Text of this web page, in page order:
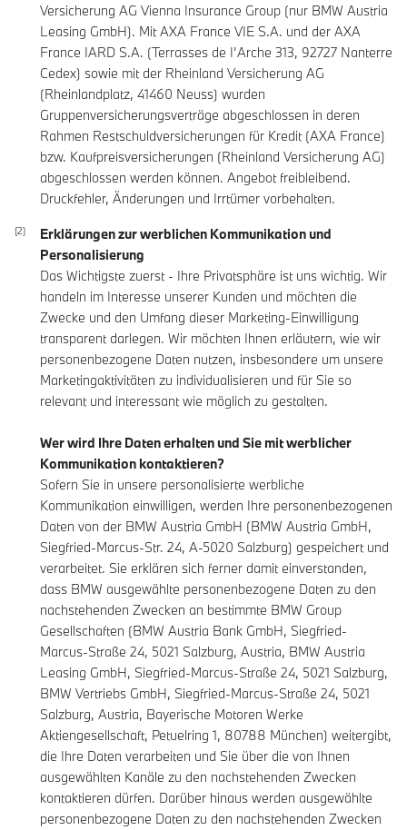
Versicherung AG Vienna Insurance Group (nur BMW Austria
Leasing GmbH). Mit AXA France VIE S.A. und der AXA
France IARD S.A. (Terrasses de I’Arche 313, 92727 Nanterre
Cedex) sowie mit der Rheinland Versicherung AG
(Rheinlandplatz, 41460 Neuss) wurden
Gruppenversicherungsverträge abgeschlossen in deren
Rahmen Restschuldversicherungen für Kredit (AXA France)
bzw. Kaufpreisversicherungen (Rheinland Versicherung AG)
abgeschlossen werden können. Angebot freibleibend.
Druckfehler, Änderungen und Irrtümer vorbehalten.
Erklärungen zur werblichen Kommunikation und
Personalisierung
Das Wichtigste zuerst - Ihre Privatsphäre ist uns wichtig. Wir
handeln im Interesse unserer Kunden und möchten die
Zwecke und den Umfang dieser Marketing-Einwilligung
transparent darlegen. Wir möchten Ihnen erläutern, wie wir
personenbezogene Daten nutzen, insbesondere um unsere
Marketingaktivitäten zu individualisieren und für Sie so
relevant und interessant wie möglich zu gestalten.
Wer wird Ihre Daten erhalten und Sie mit werblicher
Kommunikation kontaktieren?
Sofern Sie in unsere personalisierte werbliche
Kommunikation einwilligen, werden Ihre personenbezogenen
Daten von der BMW Austria GmbH (BMW Austria GmbH,
Siegfried-Marcus-Str. 24, A-5020 Salzburg) gespeichert und
verarbeitet. Sie erklären sich ferner damit einverstanden,
dass BMW ausgewählte personenbezogene Daten zu den
nachstehenden Zwecken an bestimmte BMW Group
Gesellschaften (BMW Austria Bank GmbH, Siegfried-
Marcus-Straße 24, 5021 Salzburg, Austria, BMW Austria
Leasing GmbH, Siegfried-Marcus-Straße 24, 5021 Salzburg,
BMW Vertriebs GmbH, Siegfried-Marcus-Straße 24, 5021
Salzburg, Austria, Bayerische Motoren Werke
Aktiengesellschaft, Petuelring 1, 80788 München) weitergibt,
die Ihre Daten verarbeiten und Sie über die von Ihnen
ausgewählten Kanäle zu den nachstehenden Zwecken
kontaktieren dürfen. Darüber hinaus werden ausgewählte
personenbezogene Daten zu den nachstehenden Zwecken